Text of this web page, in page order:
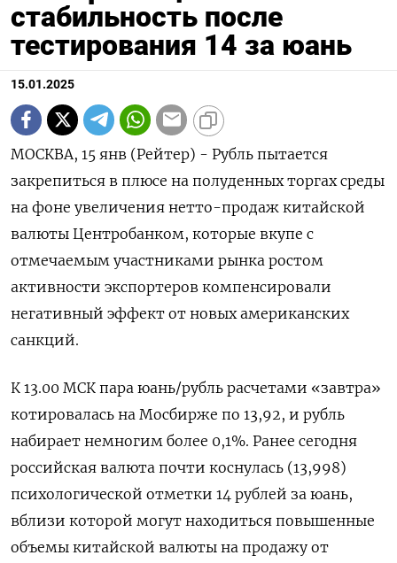
стабильность после
тестирования 14 за юань
15.01.2025
МОСКВА, 15 янв (Рейтер) - Рубль пытается
закрепиться в плюсе на полуденных торгах среды
на фоне увеличения нетто-продаж китайской
валюты Центробанком, которые вкупе с
отмечаемым участниками рынка ростом
активности экспортеров компенсировали
негативный эффект от новых американских
санкций.
К 13.00 МСК пара юань/рубль расчетами «завтра»
котировалась на Мосбирже по 13,92, и рубль
набирает немногим более 0,1%. Ранее сегодня
российская валюта почти коснулась (13,998)
психологической отметки 14 рублей за юань,
вблизи которой могут находиться повышенные
объемы китайской валюты на продажу от